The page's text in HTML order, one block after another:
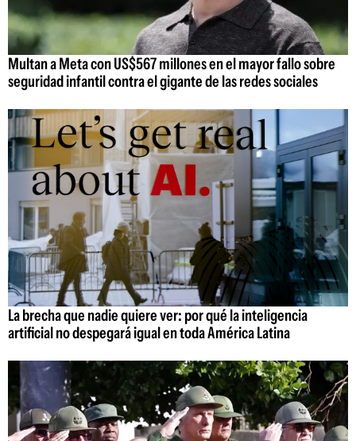
Multan a Meta con US$567 millones en el mayor fallo sobre
seguridad infantil contra el gigante de las redes sociales
La brecha que nadie quiere ver: por qué la inteligencia
artificial no despegará igual en toda América Latina